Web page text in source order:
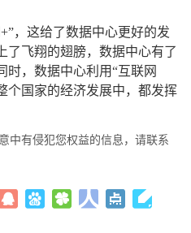
这给了数据中心更好的发
了飞翔的翅膀，数据中心有了
时，数据中心利用“互联网
个国家的经济发展中，都发挥
中有侵犯您权益的信息，请联系